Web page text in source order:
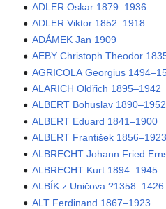
ADLER Oskar 1879–1936
ADLER Viktor 1852–1918
ADÁMEK Jan 1909
AEBY Christoph Theodor
AGRICOLA Georgius
ALARICH Oldřich 1895–1942
ALBERT Bohuslav 1890–1952
ALBERT Eduard 1841–1900
ALBERT František 1856–1923
ALBRECHT Johann
ALBRECHT Kurt 1894–1945
ALBÍK z Uničova ?1358–1426
ALT Ferdinand 1867–1923